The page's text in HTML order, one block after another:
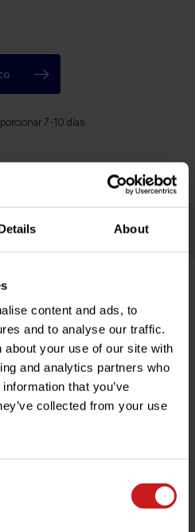
About
content and ads, to
and to analyse our traffic.
about your use of our site with
and analytics partners who
that you’ve
collected from your use
7-10 días
sobre este producto?